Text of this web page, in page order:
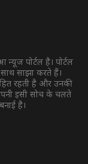
न्यूज पोर्टल है। पोर्टल
साझा करते हैं।
रहती है और उनकी
इसी सोच के चलते
है।